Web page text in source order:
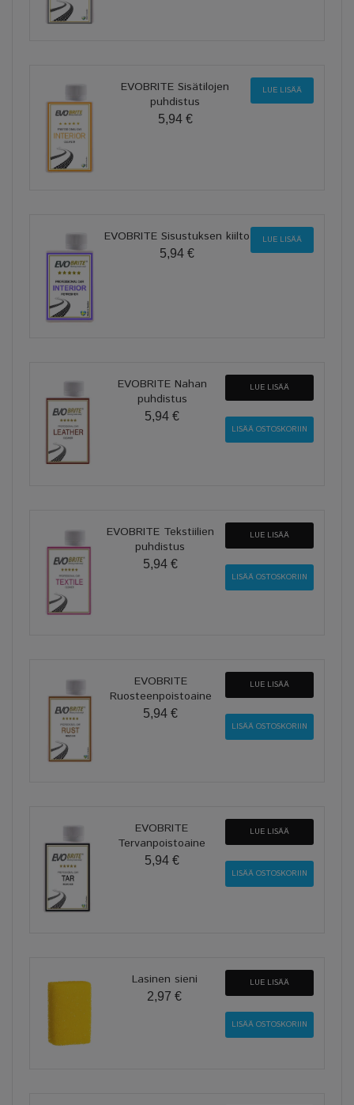
EVOBRITE Sisätilojen
puhdistus
5,94 €
LUE LISÄÄ
EVOBRITE Sisustuksen kiilto
5,94 €
LUE LISÄÄ
EVOBRITE Nahan
puhdistus
5,94 €
LUE LISÄÄ
EVOBRITE Tekstiilien
puhdistus
5,94 €
LUE LISÄÄ
EVOBRITE
Ruosteenpoistoaine
5,94 €
LUE LISÄÄ
EVOBRITE
Tervanpoistoaine
5,94 €
LUE LISÄÄ
Lasinen sieni
2,97 €
LUE LISÄÄ